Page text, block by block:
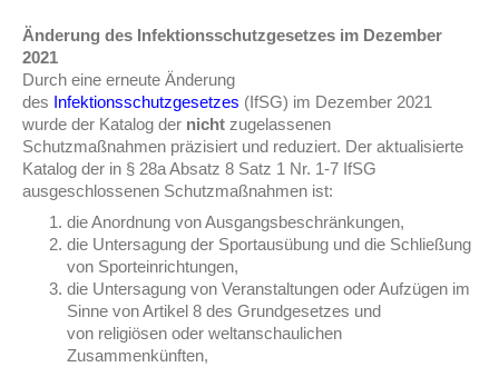
Änderung des Infektionsschutzgesetzes im Dezember
2021
Durch eine erneute Änderung
des Infektionsschutzgesetzes (IfSG) im Dezember 2021
wurde der Katalog der nicht zugelassenen
Schutzmaßnahmen präzisiert und reduziert. Der aktualisierte
Katalog der in § 28a Absatz 8 Satz 1 Nr. 1-7 IfSG
ausgeschlossenen Schutzmaßnahmen ist:
die Anordnung von Ausgangsbeschränkungen,
die Untersagung der Sportausübung und die Schließung
von Sporteinrichtungen,
die Untersagung von Veranstaltungen oder Aufzügen im
Sinne von Artikel 8 des Grundgesetzes und
von religiösen oder weltanschaulichen
Zusammenkünften,